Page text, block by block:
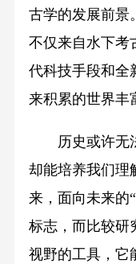
古学的发展前景
不仅来自水下考
代科技手段和全
来积累的世界丰
历史或许无法
却能培养我们理
来，面向未来的
标志，而比较研
视野的工具，它